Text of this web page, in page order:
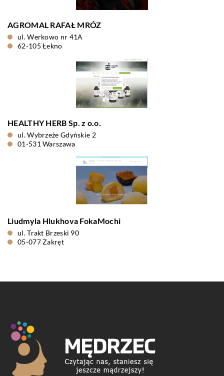
AGROMAL RAFAŁ MRÓZ
ul. Werkowo nr 41A
62-105 Łekno
HEALTHY HERB Sp. z o.o.
ul. Wybrzeże Gdyńskie 2
01-531 Warszawa
Liudmyla Hlukhova FokaMochi
ul. Trakt Brzeski 90
05-077 Zakręt